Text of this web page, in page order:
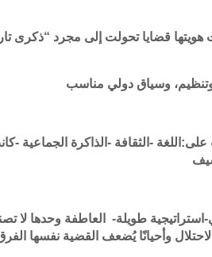
قضايا تحولت إلى مجرد “ذكرى
وسياق دولي مناسب
-الثقافة -الذاكرة الجماعية -
طويلة- العاطفة وحدها لا
وأحيانًا يُضعف القضية نفسها